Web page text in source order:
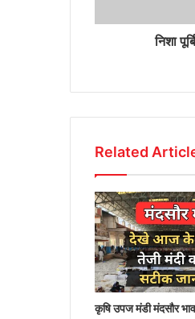
निशा
Related
कृषि उपज मंडी मंदसौर